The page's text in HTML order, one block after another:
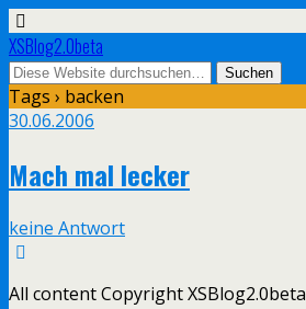
XSBlog2.0beta
Tags › backen
30.06.2006
Mach mal lecker
keine Antwort
All content Copyright XSBlog2.0beta